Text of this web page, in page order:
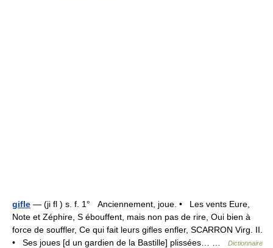
gifle — (ji fl ) s. f. 1° Anciennement, joue. • Les vents Eure,
Note et Zéphire, S ébouffent, mais non pas de rire, Oui bien à
force de souffler, Ce qui fait leurs gifles enfler, SCARRON Virg. II.
• Ses joues [d un gardien de la Bastille] plissées… …
Dictionnaire